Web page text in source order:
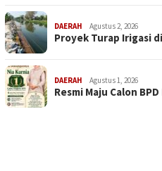
DAERAH Agustus 2, 2026
Proyek Turap Irigasi
DAERAH Agustus 1, 2026
Resmi Maju Calon